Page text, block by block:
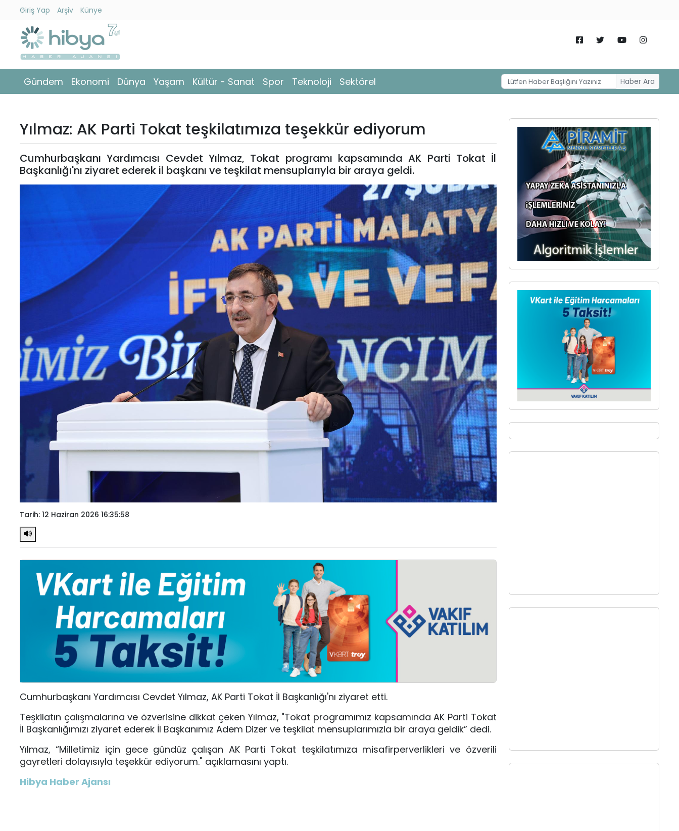
Giriş Yap Arşiv Künye
Gündem Ekonomi Dünya Yaşam Kültür - Sanat Spor Teknoloji Sektörel Haber Ara
Gündem
Ekonomi
Yaşam
Kültür
Sanat
Arşiv
Giriş
Yap
Yılmaz: AK Parti Tokat teşkilatımıza teşekkür ediyorum
Cumhurbaşkanı Yardımcısı Cevdet Yılmaz, Tokat programı kapsamında AK Parti Tokat İl
Başkanlığı'nı ziyaret ederek il başkanı ve teşkilat mensuplarıyla bir araya geldi.
Tarih: 12 Haziran 2026 16:35:58
Cumhurbaşkanı Yardımcısı Cevdet Yılmaz, AK Parti Tokat İl Başkanlığı'nı ziyaret etti.
Teşkilatın çalışmalarına ve özverisine dikkat çeken Yılmaz, "Tokat programımız kapsamında AK Parti Tokat
İl Başkanlığımızı ziyaret ederek İl Başkanımız Adem Dizer ve teşkilat mensuplarımızla bir araya geldik” dedi.
Yılmaz, “Milletimiz için gece gündüz çalışan AK Parti Tokat teşkilatımıza misafirperverlikleri ve özverili
gayretleri dolayısıyla teşekkür ediyorum." açıklamasını yaptı.
Hibya Haber Ajansı